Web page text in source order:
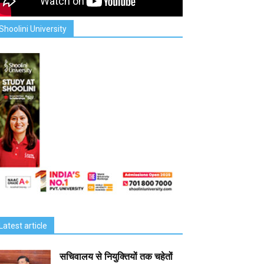
University
article
सचिवालय से नियुक्तियों तक चहेतों